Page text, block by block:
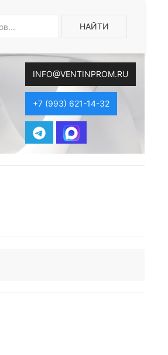
НАЙТИ
INFO@VENTINPROM.RU
+7 (993) 621-14-32